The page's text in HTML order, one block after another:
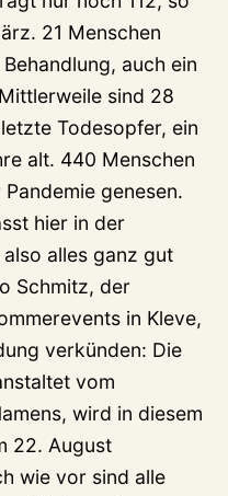
21 Menschen
auch ein
sind 28
Todesopfer, ein
alt. 440 Menschen
genesen.
hier in der
also alles ganz gut
Schmitz, der
in Kleve,
verkünden: Die
vom
wird in diesem
22. August
wie vor sind alle